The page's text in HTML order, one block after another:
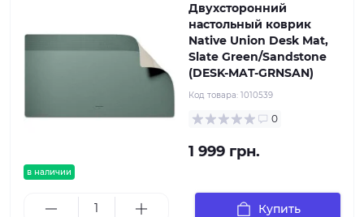
в наличии
Двухсторонний
настольный коврик
Native Union Desk Mat,
Slate Green/Sandstone
(DESK-MAT-GRNSAN)
Код товара: 1010539
0
1 999 грн.
Купить